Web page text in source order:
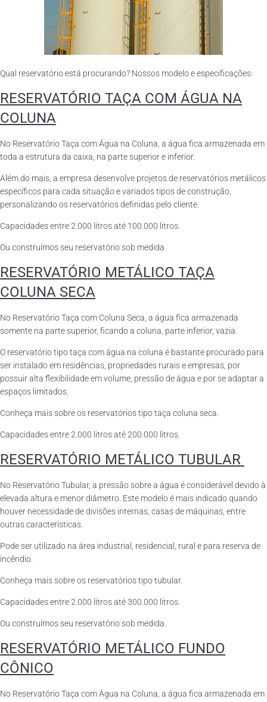
Qual reservatório está procurando? Nossos modelo e especificações:
RESERVATÓRIO TAÇA COM ÁGUA NA
COLUNA
No Reservatório Taça com Água na Coluna, a água fica armazenada em
toda a estrutura da caixa, na parte superior e inferior.
Além do mais, a empresa desenvolve projetos de reservatórios metálicos
específicos para cada situação e variados tipos de construção,
personalizando os reservatórios definidas pelo cliente.
Capacidades entre 2.000 litros até 100.000 litros.
Ou construímos seu reservatório sob medida.
RESERVATÓRIO METÁLICO TAÇA
COLUNA SECA
No Reservatório Taça com Coluna Seca, a água fica armazenada
somente na parte superior, ficando a coluna, parte inferior, vazia.
O reservatório tipo taça com água na coluna é bastante procurado para
ser instalado em residências, propriedades rurais e empresas, por
possuir alta flexibilidade em volume, pressão de água e por se adaptar a
espaços limitados.
Conheça mais sobre os reservatórios tipo taça coluna seca.
Capacidades entre 2.000 litros até 200.000 litros.
RESERVATÓRIO METÁLICO TUBULAR
No Reservatório Tubular, a pressão sobre a água é considerável devido à
elevada altura e menor diâmetro. Este modelo é mais indicado quando
houver necessidade de divisões internas, casas de máquinas, entre
outras características.
Pode ser utilizado na área industrial, residencial, rural e para reserva de
incêndio.
Conheça mais sobre os reservatórios tipo tubular.
Capacidades entre 2.000 litros até 300.000 litros.
Ou construímos seu reservatório sob medida.
RESERVATÓRIO METÁLICO FUNDO
CÔNICO
No Reservatório Taça com Água na Coluna, a água fica armazenada em